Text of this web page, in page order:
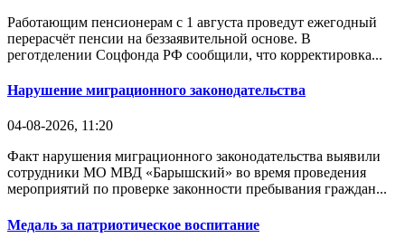
Работающим пенсионерам с 1 августа проведут ежегодный
перерасчёт пенсии на беззаявительной основе. В
реготделении Соцфонда РФ сообщили, что корректировка...
Нарушение миграционного законодательства
04-08-2026, 11:20
Факт нарушения миграционного законодательства выявили
сотрудники МО МВД «Барышский» во время проведения
мероприятий по проверке законности пребывания граждан...
Медаль за патриотическое воспитание